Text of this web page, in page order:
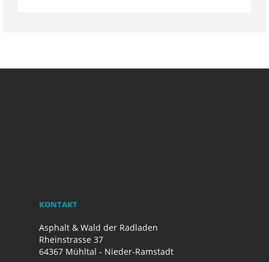
KONTAKT
Asphalt & Wald der Radladen
Rheinstrasse 37
64367 Mühltal - Nieder-Ramstadt